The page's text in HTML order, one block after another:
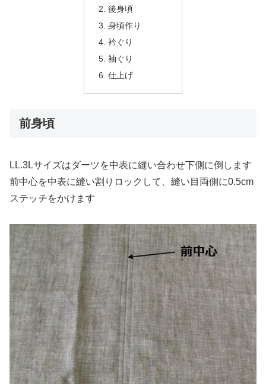
後身頃
身頃作り
衿ぐり
袖ぐり
仕上げ
前身頃
LL.3Lサイズはダーツを中表に縫い合わせ下側に倒します
前中心を中表に縫い割りロックして、縫い目両側に0.5cm
ステッチをかけます